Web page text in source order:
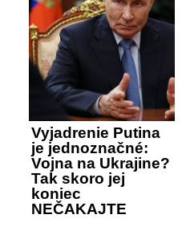
Vyjadrenie Putina
je jednoznačné:
Vojna na Ukrajine?
Tak skoro jej
koniec
NEČAKAJTE